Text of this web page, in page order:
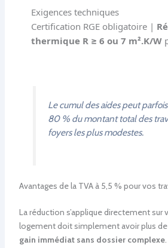
Exigences techniques
Certification RGE obligatoire |
thermique R ≥ 6 ou 7 m².K/W
Le cumul des aides peut parfois
80 % du montant total des
foyers les plus modestes.
Avantages de la TVA à 5,5 % pour vos
La réduction s’applique directement sur
logement doit simplement avoir plus de
gain immédiat sans dossier complexe.